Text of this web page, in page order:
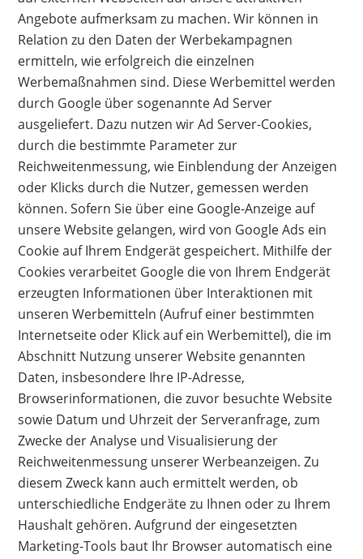
Angebote aufmerksam zu machen. Wir können in
Relation zu den Daten der Werbekampagnen
ermitteln, wie erfolgreich die einzelnen
Werbemaßnahmen sind. Diese Werbemittel werden
durch Google über sogenannte Ad Server
ausgeliefert. Dazu nutzen wir Ad Server-Cookies,
durch die bestimmte Parameter zur
Reichweitenmessung, wie Einblendung der Anzeigen
oder Klicks durch die Nutzer, gemessen werden
können. Sofern Sie über eine Google-Anzeige auf
unsere Website gelangen, wird von Google Ads ein
Cookie auf Ihrem Endgerät gespeichert. Mithilfe der
Cookies verarbeitet Google die von Ihrem Endgerät
erzeugten Informationen über Interaktionen mit
unseren Werbemitteln (Aufruf einer bestimmten
Internetseite oder Klick auf ein Werbemittel), die im
Abschnitt Nutzung unserer Website genannten
Daten, insbesondere Ihre IP-Adresse,
Browserinformationen, die zuvor besuchte Website
sowie Datum und Uhrzeit der Serveranfrage, zum
Zwecke der Analyse und Visualisierung der
Reichweitenmessung unserer Werbeanzeigen. Zu
diesem Zweck kann auch ermittelt werden, ob
unterschiedliche Endgeräte zu Ihnen oder zu Ihrem
Haushalt gehören. Aufgrund der eingesetzten
Marketing-Tools baut Ihr Browser automatisch eine